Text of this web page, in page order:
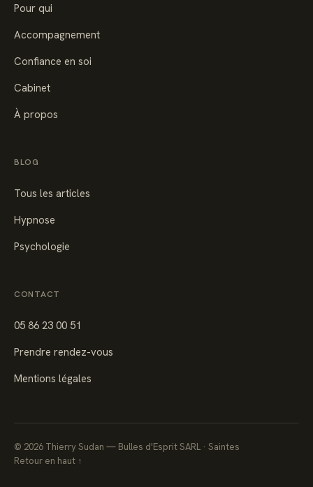
Pour qui
Accompagnement
Confiance en soi
Cabinet
À propos
BLOG
Tous les articles
Hypnose
Psychologie
CONTACT
05 86 23 00 51
Prendre rendez-vous
Mentions légales
© 2026 Thierry Sudan — Bulles d'Esprit SARL · Saintes
Retour en haut ↑